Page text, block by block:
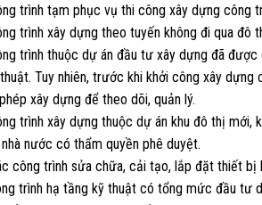
trình tạm phục vụ thi công xây dựng công
trình xây dựng theo tuyến không đi qua đô
trình thuộc dự án đầu tư xây dựng đã
Tuy nhiên, trước khi khởi công xây
xây dựng để theo dõi, quản lý.
trình xây dựng thuộc dự án khu đô thị
nhà nước có thẩm quyền phê duyệt.
công trình sửa chữa, cải tạo, lắp đặt thiết
trình hạ tầng kỹ thuật có tổng mức đầu tư